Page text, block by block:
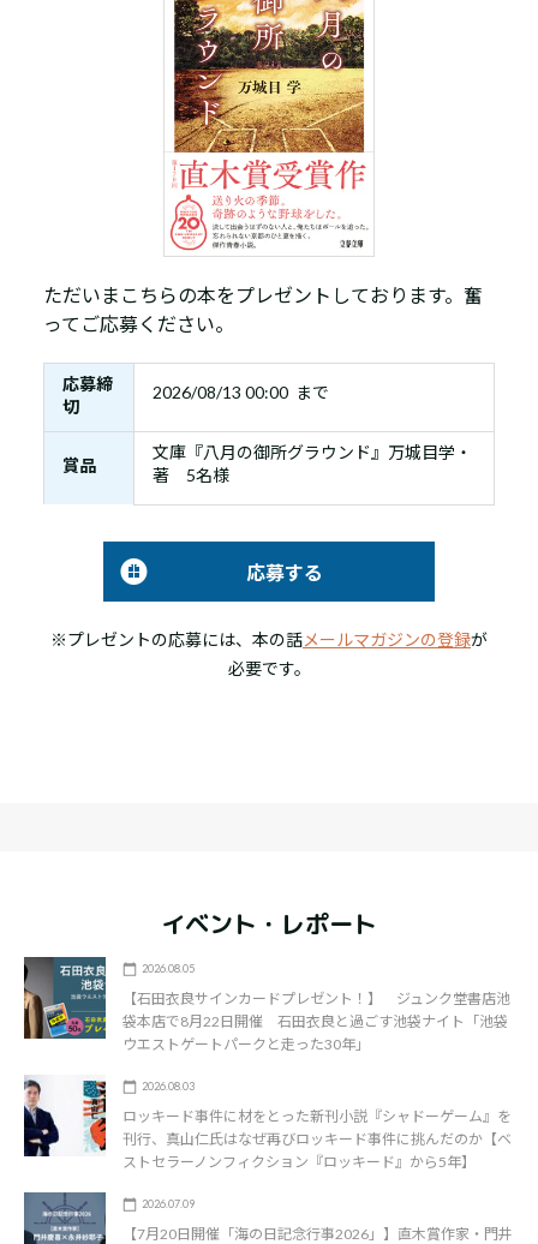
ただいまこちらの本をプレゼントしております。奮
ってご応募ください。
応募締
切
2026/08/13 00:00 まで
賞品
文庫『八月の御所グラウンド』万城目学・
著 5名様
応募する
※プレゼントの応募には、本の話メールマガジンの登録が
必要です。
イベント・レポート
2026.08.05
【石田衣良サインカードプレゼント！】 ジュンク堂書店池
袋本店で8月22日開催 石田衣良と過ごす池袋ナイト「池袋
ウエストゲートパークと走った30年」
2026.08.03
ロッキード事件に材をとった新刊小説『シャドーゲーム』を
刊行、真山仁氏はなぜ再びロッキード事件に挑んだのか【ベ
ストセラーノンフィクション『ロッキード』から5年】
2026.07.09
【7月20日開催「海の日記念行事2026」】直木賞作家・門井